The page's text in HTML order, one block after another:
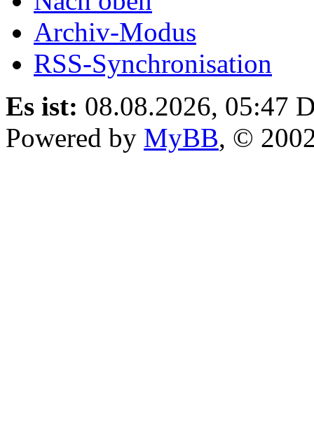
Archiv-Modus
RSS-Synchronisation
Es ist: 08.08.2026, 05:47
Powered by MyBB, ©